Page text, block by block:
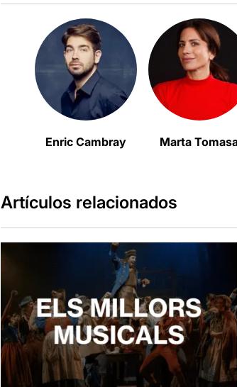
Enric Cambray Marta
Artículos relacionados